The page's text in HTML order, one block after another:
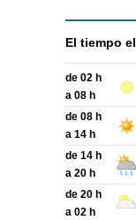
El tiempo el
de 02 h
a 08 h
de 08 h
a 14 h
de 14 h
a 20 h
de 20 h
a 02 h